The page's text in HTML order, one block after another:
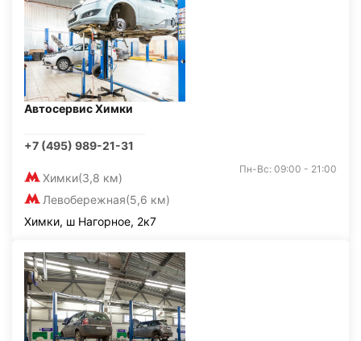
Автосервис Химки
+7 (495) 989-21-31
Химки(3,8 км)
Левобережная(5,6 км)
Пн-Вс: 09:00 - 21:00
Химки, ш Нагорное, 2к7